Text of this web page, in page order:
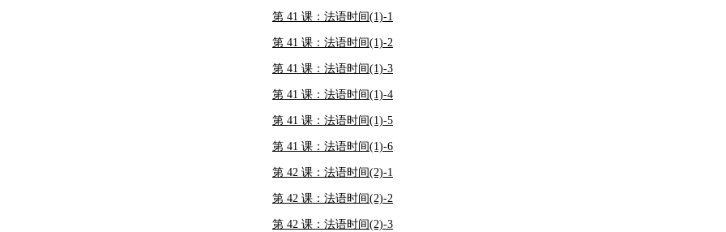
第 41 课：法语时间(1)-1
第 41 课：法语时间(1)-2
第 41 课：法语时间(1)-3
第 41 课：法语时间(1)-4
第 41 课：法语时间(1)-5
第 41 课：法语时间(1)-6
第 42 课：法语时间(2)-1
第 42 课：法语时间(2)-2
第 42 课：法语时间(2)-3